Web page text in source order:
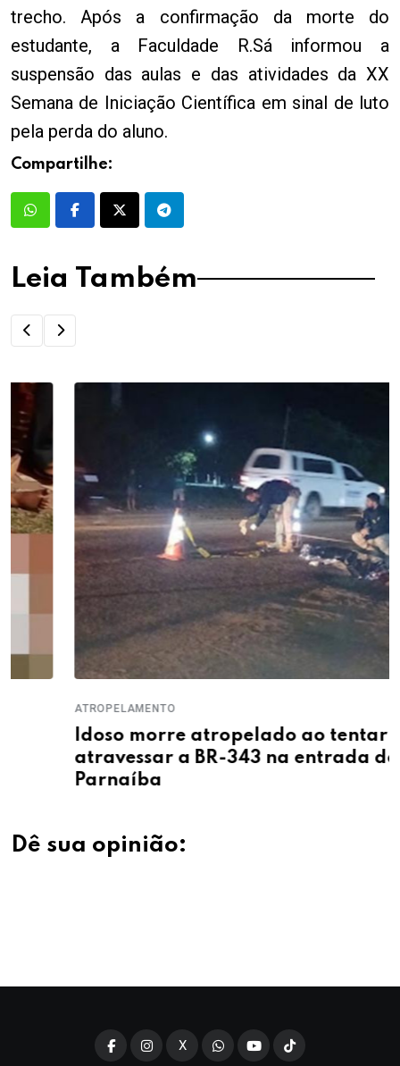
trecho. Após a confirmação da morte do
estudante, a Faculdade R.Sá informou a
suspensão das aulas e das atividades da XX
Semana de Iniciação Científica em sinal de luto
pela perda do aluno.
Compartilhe:
Leia Também
ATROPELAMENTO
Idoso morre atropelado ao tentar
atravessar a BR-343 na entrada de
Parnaíba
Dê sua opinião:
X